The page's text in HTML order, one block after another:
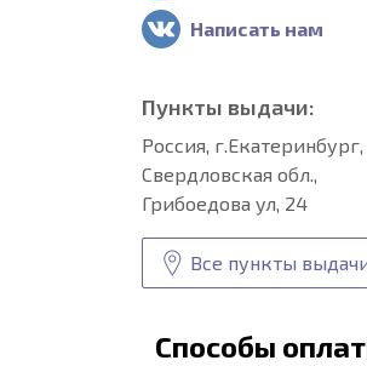
Написать нам
Пункты выдачи:
Россия, г.Екатеринбург,
Свердловская обл.,
Грибоедова ул, 24
Все пункты
Способы